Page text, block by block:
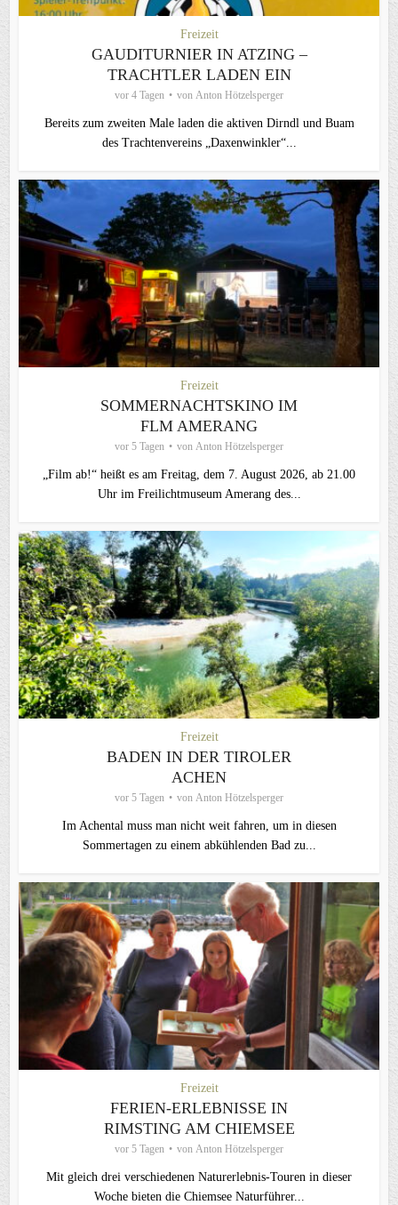
Freizeit
GAUDITURNIER IN ATZING –
TRACHTLER LADEN EIN
vor 4 Tagen von Anton Hötzelsperger
Bereits zum zweiten Male laden die aktiven Dirndl und Buam
des Trachtenvereins „Daxenwinkler“...
Freizeit
SOMMERNACHTSKINO IM
FLM AMERANG
vor 5 Tagen von Anton Hötzelsperger
„Film ab!“ heißt es am Freitag, dem 7. August 2026, ab 21.00
Uhr im Freilichtmuseum Amerang des...
Freizeit
BADEN IN DER TIROLER
ACHEN
vor 5 Tagen von Anton Hötzelsperger
Im Achental muss man nicht weit fahren, um in diesen
Sommertagen zu einem abkühlenden Bad zu...
Freizeit
FERIEN-ERLEBNISSE IN
RIMSTING AM CHIEMSEE
vor 5 Tagen von Anton Hötzelsperger
Mit gleich drei verschiedenen Naturerlebnis-Touren in dieser
Woche bieten die Chiemsee Naturführer...